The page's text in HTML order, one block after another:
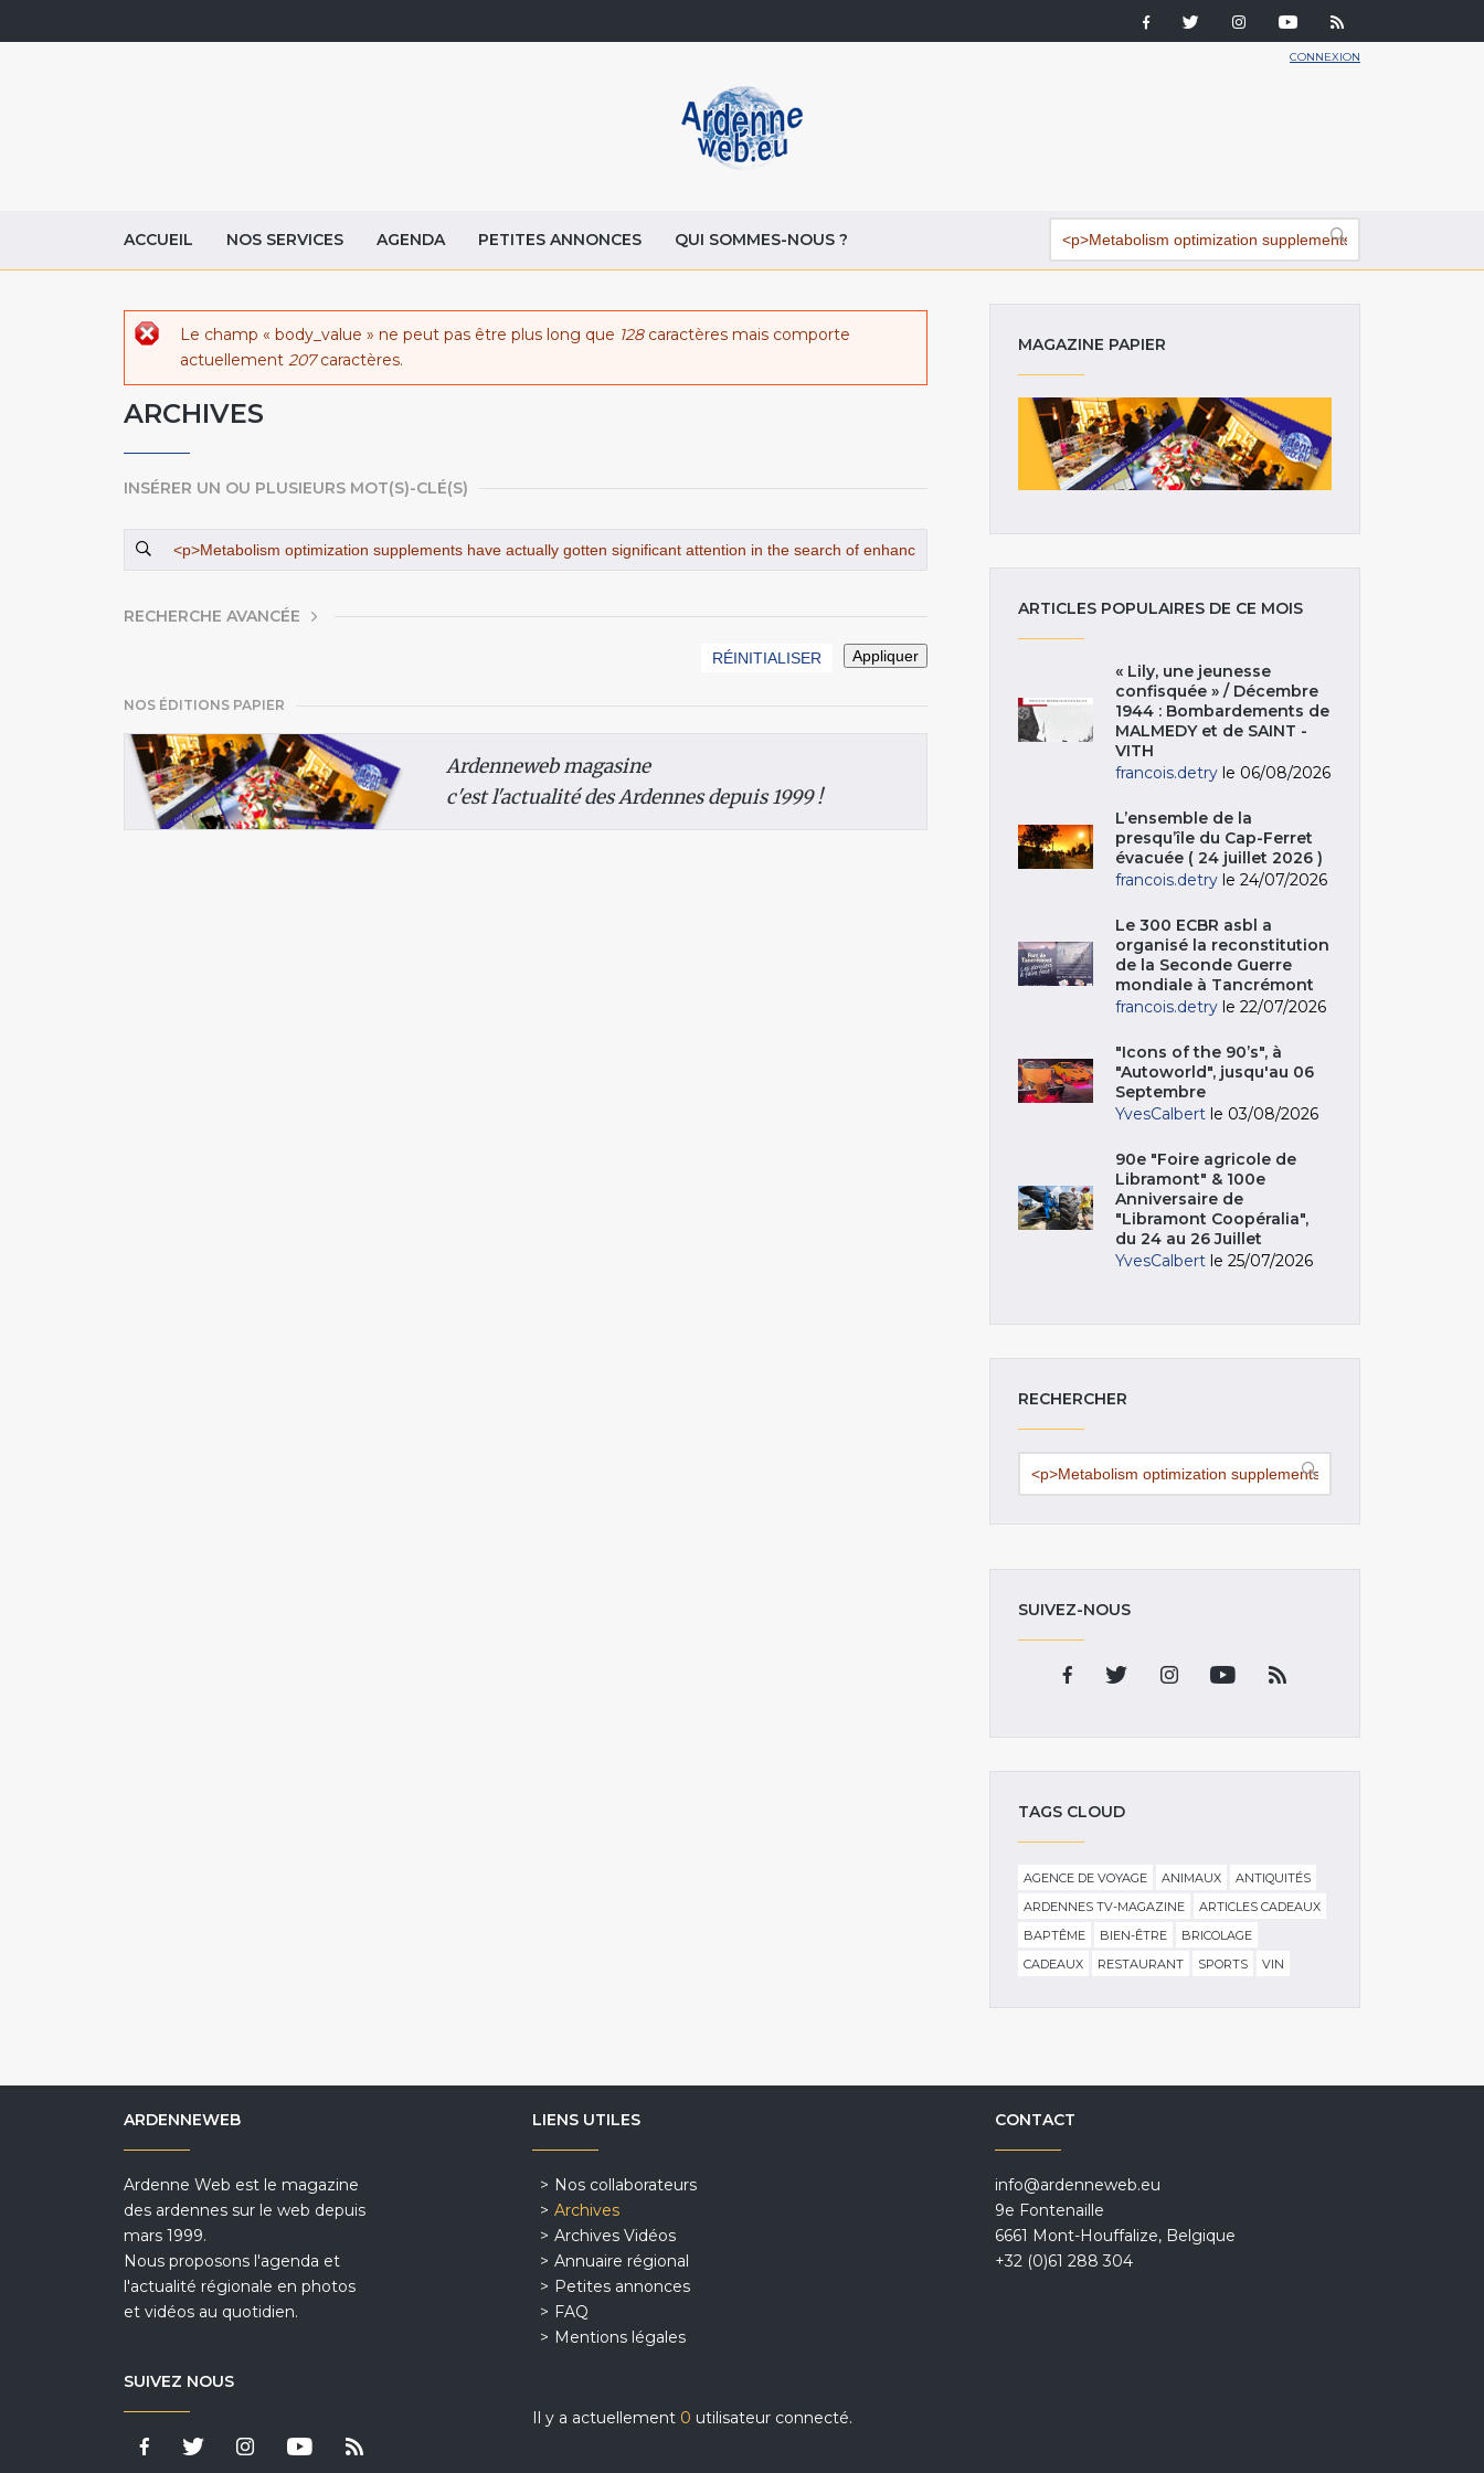
CONNEXION
ACCUEIL NOS SERVICES AGENDA PETITES ANNONCES QUI SOMMES-NOUS ?
Message d'erreur
Le champ « body_value » ne peut pas être plus long que 128caractères mais comporte
actuellement 207caractères.
ARCHIVES
INSÉRER UN OU PLUSIEURS MOT(S)-CLÉ(S)
AFFICHER
RECHERCHE AVANCÉE
NOS ÉDITIONS PAPIER
Ardenneweb magasine
c'est l'actualité des Ardennes depuis 1999 !
MAGAZINE PAPIER
ARTICLES POPULAIRES DE CE MOIS
« Lily, une jeunesse
confisquée » / Décembre
1944 : Bombardements de
MALMEDY et de SAINT -
VITH
francois.detry le 06/08/2026
L’ensemble de la
presqu’île du Cap-Ferret
évacuée ( 24 juillet 2026 )
francois.detry le 24/07/2026
Le 300 ECBR asbl a
organisé la reconstitution
de la Seconde Guerre
mondiale à Tancrémont
francois.detry le 22/07/2026
"Icons of the 90’s", à
"Autoworld", jusqu'au 06
Septembre
YvesCalbert le 03/08/2026
90e "Foire agricole de
Libramont" & 100e
Anniversaire de
"Libramont Coopéralia",
du 24 au 26 Juillet
YvesCalbert le 25/07/2026
RECHERCHER
SUIVEZ-NOUS
TAGS CLOUD
AGENCE DE VOYAGE ANIMAUX
ANTIQUITÉS
ARDENNES TV-MAGAZINE
ARTICLES CADEAUX
BAPTÊME
BIEN-ÊTRE
BRICOLAGE
CADEAUX
RESTAURANT SPORTS VIN
ARDENNEWEB
Ardenne Web est le magazine
des ardennes sur le web depuis
mars 1999.
Nous proposons l'agenda et
l'actualité régionale en photos
et vidéos au quotidien.
SUIVEZ NOUS
LIENS UTILES
Nos collaborateurs
Archives
Archives Vidéos
Annuaire régional
Petites annonces
FAQ
Mentions légales
Il y a actuellement 0 utilisateur connecté.
CONTACT
info@ardenneweb.eu
9e Fontenaille
6661 Mont-Houffalize, Belgique
+32 (0)61 288 304